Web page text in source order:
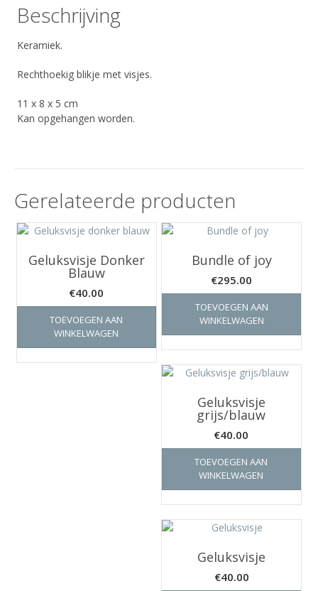
Beschrijving
Keramiek.
Rechthoekig blikje met visjes.
11 x 8 x 5 cm
Kan opgehangen worden.
Gerelateerde producten
Geluksvisje Donker
Blauw
€40.00
TOEVOEGEN AAN
WINKELWAGEN
Bundle of joy
€295.00
TOEVOEGEN AAN
WINKELWAGEN
Geluksvisje
grijs/blauw
€40.00
TOEVOEGEN AAN
WINKELWAGEN
Geluksvisje
€40.00